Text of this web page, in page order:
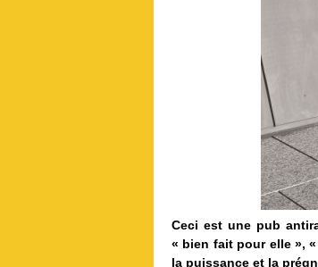
Ceci est une pub
« bien fait pour elle »,
la puissance et la